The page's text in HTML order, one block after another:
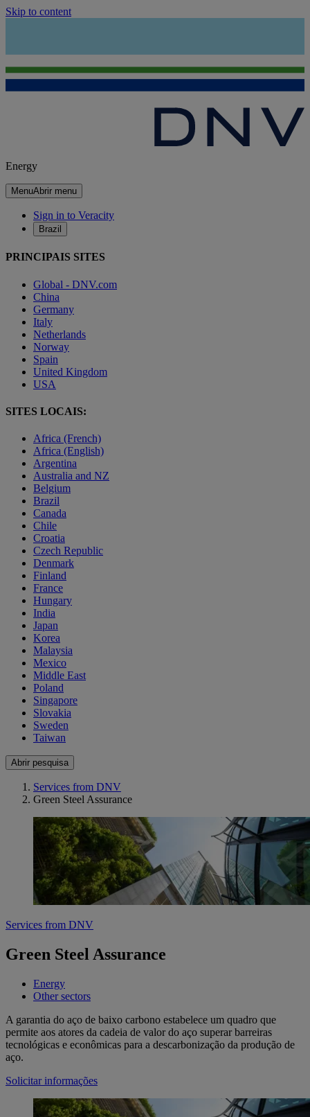
Skip to content
Energy
MenuAbrir menu
Sign in to Veracity
Brazil
PRINCIPAIS SITES
Global - DNV.com
China
Germany
Italy
Netherlands
Norway
Spain
United Kingdom
USA
SITES LOCAIS:
Africa (French)
Africa (English)
Argentina
Australia and NZ
Belgium
Brazil
Canada
Chile
Croatia
Czech Republic
Denmark
Finland
France
Hungary
India
Japan
Korea
Malaysia
Mexico
Middle East
Poland
Singapore
Slovakia
Sweden
Taiwan
Abrir pesquisa
Services from DNV
Green Steel Assurance
Services from DNV
Green Steel Assurance
Energy
Other sectors
A garantia do aço de baixo carbono estabelece um quadro que
permite aos atores da cadeia de valor do aço superar barreiras
tecnológicas e econômicas para a descarbonização da produção de
aço.
Solicitar informações